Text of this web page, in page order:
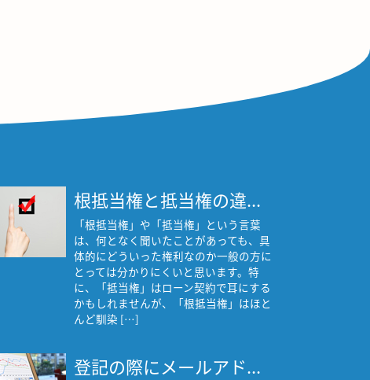
根抵当権と抵当権の違...
「根抵当権」や「抵当権」という言葉
は、何となく聞いたことがあっても、具
体的にどういった権利なのか一般の方に
とっては分かりにくいと思います。特
に、「抵当権」はローン契約で耳にする
かもしれませんが、「根抵当権」はほと
んど馴染 […]
登記の際にメールアド...